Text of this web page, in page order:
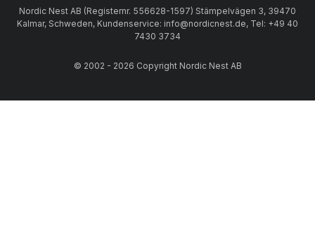
Nordic Nest AB (Registernr. 556628-1597) Stämpelvägen 3, 39470
Kalmar, Schweden, Kundenservice: info@nordicnest.de, Tel: +49 40
7430 3734
© 2002 - 2026 Copyright Nordic Nest AB